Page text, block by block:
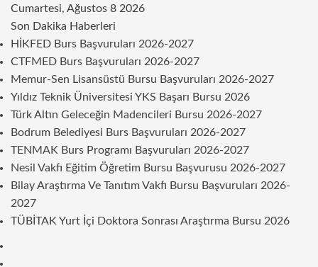
Cumartesi, Ağustos 8 2026
Son Dakika Haberleri
HİKFED Burs Başvuruları 2026-2027
CTFMED Burs Başvuruları 2026-2027
Memur-Sen Lisansüstü Bursu Başvuruları 2026-2027
Yıldız Teknik Üniversitesi YKS Başarı Bursu 2026
Türk Altın Geleceğin Madencileri Bursu 2026-2027
Bodrum Belediyesi Burs Başvuruları 2026-2027
TENMAK Burs Programı Başvuruları 2026-2027
Nesil Vakfı Eğitim Öğretim Bursu Başvurusu 2026-2027
Bilay Araştırma Ve Tanıtım Vakfı Bursu Başvuruları 2026-
2027
TÜBİTAK Yurt İçi Doktora Sonrası Araştırma Bursu 2026